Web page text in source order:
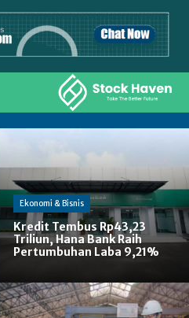
Ekonomi & Bisnis
Kredit Tembus Rp43,23
Triliun, Hana Bank Raih
Pertumbuhan Laba 9,21%